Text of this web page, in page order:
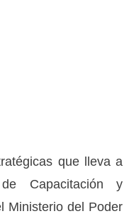
que lleva a
Capacitación y
Ministerio del Poder